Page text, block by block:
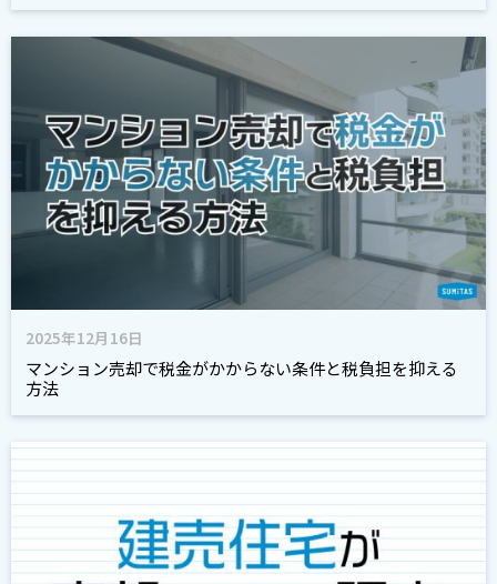
2025年12月16日
マンション売却で税金がかからない条件と税負担を抑える
方法